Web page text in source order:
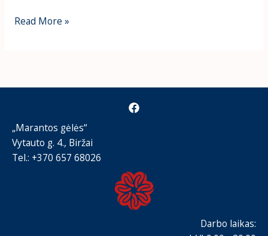
Hello
Read More »
„Marantos gėlės“
Vytauto g. 4., Biržai
Tel.: +370 657 68026
Darbo laikas: